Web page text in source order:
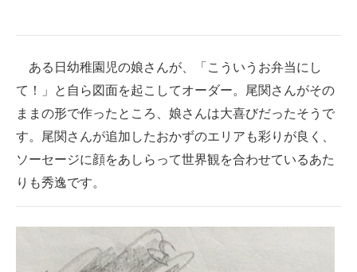
企業ITのトレンドを詳説
マーケ×ITの今がよく分かる
企業向けIT製品の総合サイト
IT製品の技術・比較・事例
ある日幼稚園児の娘さんが、「こういうお弁当にし
て！」と自ら図面を起こしてオーダー。尾関さんがその
ままの形で作ったところ、娘さんは大喜びだったそうで
す。尾関さんが追加したおかずのエリアも彩りが良く、
ソーセージに顔をあしらって世界観を合わせているあた
りも秀逸です。